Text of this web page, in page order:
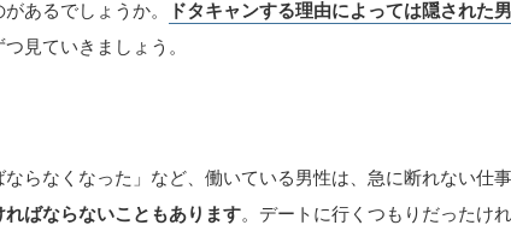
あるでしょうか。
ドタキャンする理由によっては隠された男
見ていきましょう。
らなくなった」など、働いている男性は、急に断れない仕事
ばならないこともあります。デートに行くつもりだったけれ